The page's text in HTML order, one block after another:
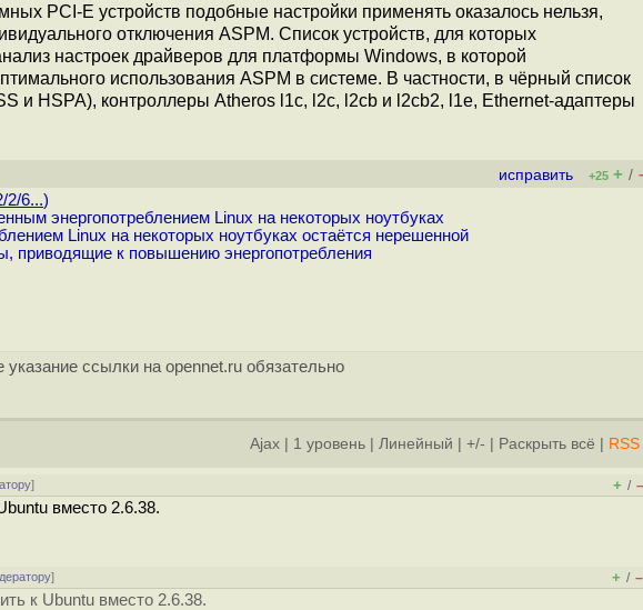
PCI-E устройств подобные настройки применять оказалось нельзя,
отключения ASPM. Список устройств, для которых
настроек драйверов для платформы Windows, в которой
использования ASPM в системе. В частности, в чёрный список
и HSPA), контроллеры Atheros l1c, l2c, l2cb и l2cb2, l1e, Ethernet-адаптеры
исправить +25 + /
2/6...)
энергопотреблением Linux на некоторых ноутбуках
Linux на некоторых ноутбуках остаётся нерешенной
приводящие к повышению энергопотребления
указание ссылки на opennet.ru обязательно
Ajax 1 уровень Линейный +/- Раскрыть всё RSS
] + / –
вместо 2.6.38.
] + / –
к Ubuntu вместо 2.6.38.